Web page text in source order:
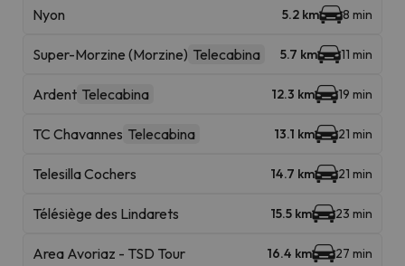
Nyon 5.2 km 8 min
Super-Morzine (Morzine) Telecabina 5.7 km 11 min
Ardent Telecabina 12.3 km 19 min
TC Chavannes Telecabina 13.1 km 21 min
Telesilla Cochers 14.7 km 21 min
Télésiège des Lindarets 15.5 km 23 min
Area Avoriaz - TSD Tour 16.4 km 27 min